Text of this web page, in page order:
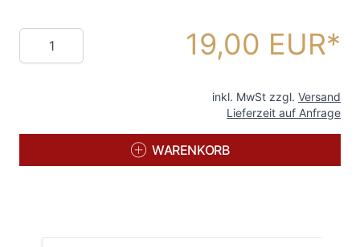
Menge 19,00 EUR
inkl. MwSt zzgl. Versand
Lieferzeit auf Anfrage
WARENKORB